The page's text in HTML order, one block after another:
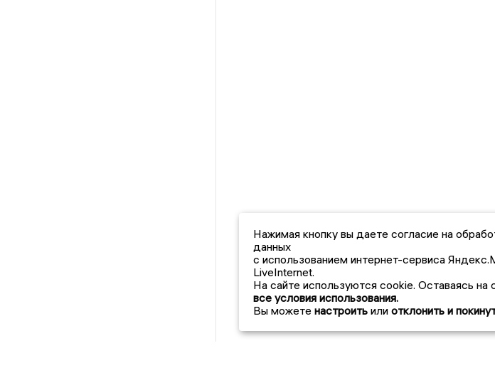
Нажимая кнопку вы даете согласие на
данных
с использованием интернет-сервиса
LiveInternet.
На сайте используются cookie. Оставаясь на
все условия использования.
Вы можете настроить или отклонить и